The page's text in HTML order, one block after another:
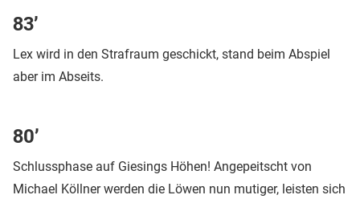
83’
Lex wird in den Strafraum geschickt, stand beim Abspiel
aber im Abseits.
80’
Schlussphase auf Giesings Höhen! Angepeitscht von
Michael Köllner werden die Löwen nun mutiger, leisten sich